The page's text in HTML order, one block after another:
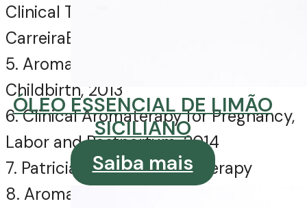
ÓLEO ESSENCIAL DE LIMÃO
SICILIANO
Saiba mais
Clinical Trial 2014
CarreiraBeauty Samia Maluf 2016
5. Aromatherapy in Pregnancy and
Childbirth, 2013
6. Clinical Aromaterapy for Pregnancy,
Labor and Postpartum, 2014
7. Patricia Davis – Aromatherapy
8. Aromatherapy in Childbirth: Na